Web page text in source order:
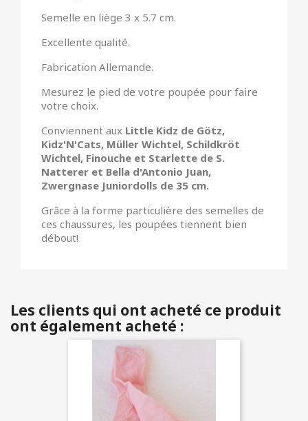
Semelle en liège 3 x 5.7 cm.
Excellente qualité.
Fabrication Allemande.
Mesurez le pied de votre poupée pour faire
votre choix.
Conviennent aux Little Kidz de Götz,
Kidz'N'Cats, Müller Wichtel, Schildkröt
Wichtel, Finouche et Starlette de S.
Natterer et Bella d'Antonio Juan,
Zwergnase Juniordolls de 35 cm.
Grâce à la forme particulière des semelles de
ces chaussures, les poupées tiennent bien
débout!
Les clients qui ont acheté ce produit
ont également acheté :